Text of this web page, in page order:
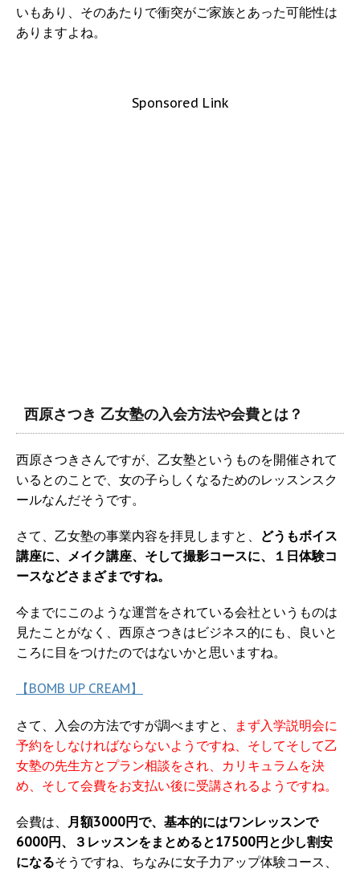
いもあり、そのあたりで衝突がご家族とあった可能性は
ありますよね。
Sponsored Link
西原さつき 乙女塾の入会方法や会費とは？
西原さつきさんですが、乙女塾というものを開催されて
いるとのことで、女の子らしくなるためのレッスンスク
ールなんだそうです。
さて、乙女塾の事業内容を拝見しますと、 どうもボイス
講座に、メイク講座、そして撮影コースに、１日体験コ
ースなどさまざまですね。
今までにこのような運営をされている会社というものは
見たことがなく、西原さつきはビジネス的にも、良いと
ころに目をつけたのではないかと思いますね。
【BOMB UP CREAM】
さて、入会の方法ですが調べますと、
まず入学説明会に
予約をしなければならないようですね、そしてそして乙
女塾の先生方とプラン相談をされ、カリキュラムを決
め、そして会費をお支払い後に受講されるようですね。
会費は、 月額3000円で、基本的にはワンレッスンで
6000円、３レッスンをまとめると17500円と少し割安
になるそうですね、ちなみに女子力アップ体験コース、